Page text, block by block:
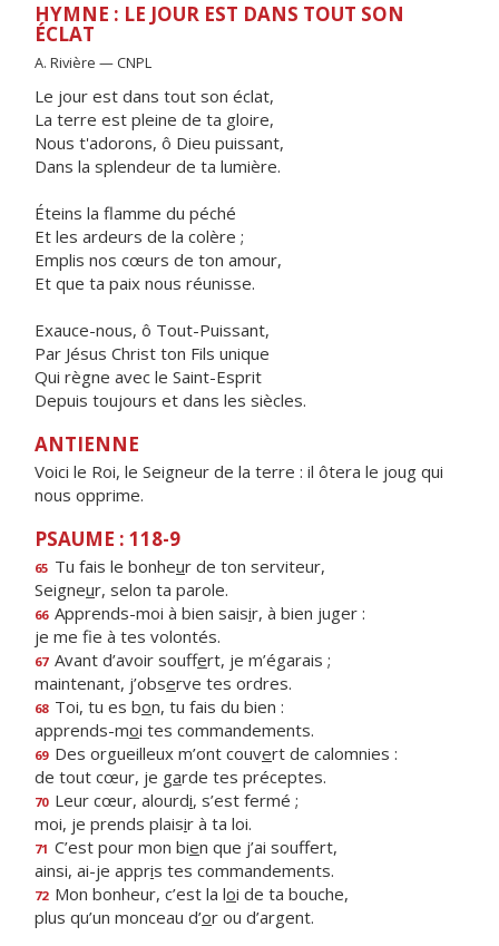
HYMNE : LE JOUR EST DANS TOUT SON
ÉCLAT
A. Rivière — CNPL
Le jour est dans tout son éclat,
La terre est pleine de ta gloire,
Nous t'adorons, ô Dieu puissant,
Dans la splendeur de ta lumière.
Éteins la flamme du péché
Et les ardeurs de la colère ;
Emplis nos cœurs de ton amour,
Et que ta paix nous réunisse.
Exauce-nous, ô Tout-Puissant,
Par Jésus Christ ton Fils unique
Qui règne avec le Saint-Esprit
Depuis toujours et dans les siècles.
ANTIENNE
Voici le Roi, le Seigneur de la terre : il ôtera le joug qui
nous opprime.
PSAUME : 118-9
65 Tu fais le bonheur de ton serviteur,
Seigneur, selon ta parole.
66 Apprends-moi à bien saisir, à bien juger :
je me fe à tes volontés.
67 Avant d’avoir souffert, je m’égarais ;
maintenant, j’observe tes ordres.
68 Toi, tu es bon, tu fais du bien :
apprends-moi tes commandements.
69 Des orgueilleux m’ont couvert de calomnies :
de tout cœur, je garde tes préceptes.
70 Leur cœur, alourdi, s’est fermé ;
moi, je prends plaisir à ta loi.
71 C’est pour mon bien que j’ai souffert,
ainsi, ai-je appris tes commandements.
72 Mon bonheur, c’est la loi de ta bouche,
plus qu’un monceau d’or ou d’argent.